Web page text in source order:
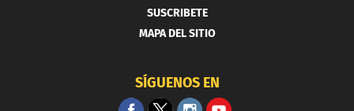
SUSCRIBETE
MAPA DEL SITIO
SÍGUENOS EN